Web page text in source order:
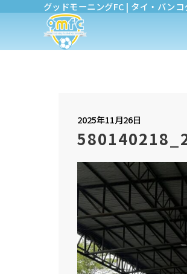
グッドモーニングFC | タイ・バン
2025年11月26日